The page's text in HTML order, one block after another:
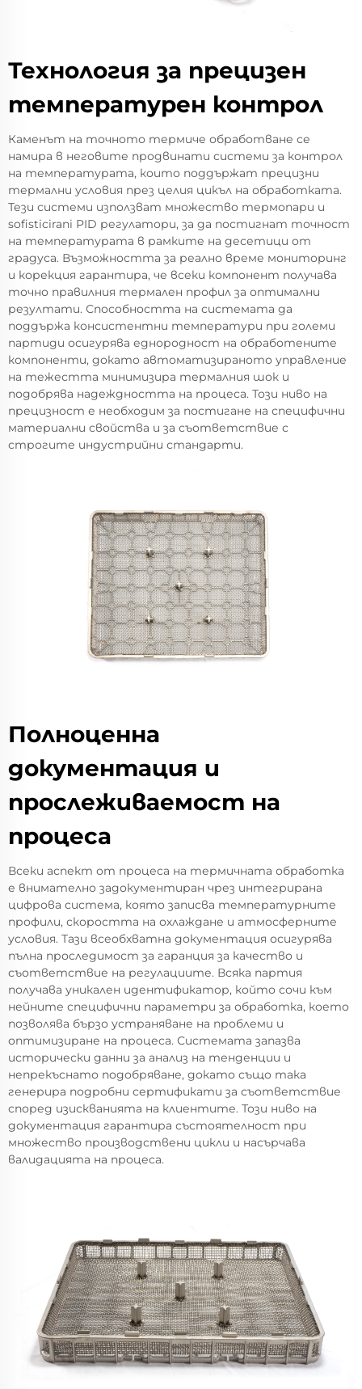
Технология за прецизен
температурен контрол
Каменът на точното термиче обработване се
намира в неговите продвинати системи за контрол
на температурата, които поддържат прецизни
термални условия през целия цикъл на обработката.
Тези системи използват множество термопари и
sofisticirani PID регулатори, за да постигнат точност
на температурата в рамките на десетици от
градуса. Възможността за реално време мониторинг
и корекция гарантира, че всеки компонент получава
точно правилния термален профил за оптимални
резултати. Способността на системата да
поддържа консистентни температури при големи
партиди осигурява еднородност на обработените
компоненти, докато автоматизираното управление
на тежестта минимизира термалния шок и
подобрява надеждността на процеса. Този ниво на
прецизност е необходим за постигане на специфични
материални свойства и за съответствие с
строгите индустрийни стандарти.
Полноценна
документация и
прослеживаемост на
процеса
Всеки аспект от процеса на термичната обработка
е внимателно задокументиран чрез интегрирана
цифрова система, която записва температурните
профили, скоростта на охлаждане и атмосферните
условия. Тази всеобхватна документация осигурява
пълна проследимост за гаранция за качество и
съответствие на регулациите. Всяка партия
получава уникален идентификатор, който сочи към
нейните специфични параметри за обработка, което
позволява бързо устраняване на проблеми и
оптимизиране на процеса. Системата запазва
исторически данни за анализ на тенденции и
непрекъснато подобряване, докато също така
генерира подробни сертификати за съответствие
според изискванията на клиентите. Този ниво на
документация гарантира състоятелност при
множество производствени цикли и насърчава
валидацията на процеса.